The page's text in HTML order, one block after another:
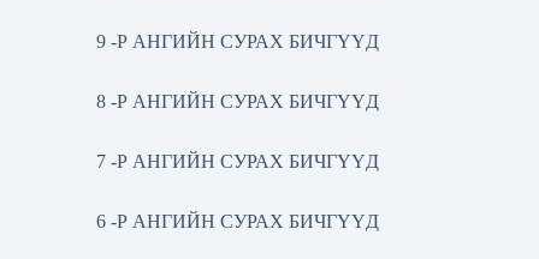
9 -Р АНГИЙН СУРАХ БИЧГҮҮД
8 -Р АНГИЙН СУРАХ БИЧГҮҮД
7 -Р АНГИЙН СУРАХ БИЧГҮҮД
6 -Р АНГИЙН СУРАХ БИЧГҮҮД